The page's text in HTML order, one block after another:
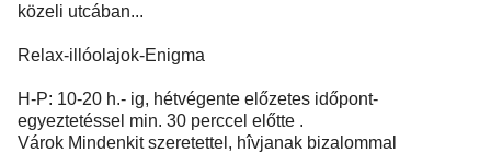
közeli utcában...
Relax-illóolajok-Enigma
H-P: 10-20 h.- ig, hétvégente előzetes időpont-
egyeztetéssel min. 30 perccel előtte .
Várok Mindenkit szeretettel, hîvjanak bizalommal